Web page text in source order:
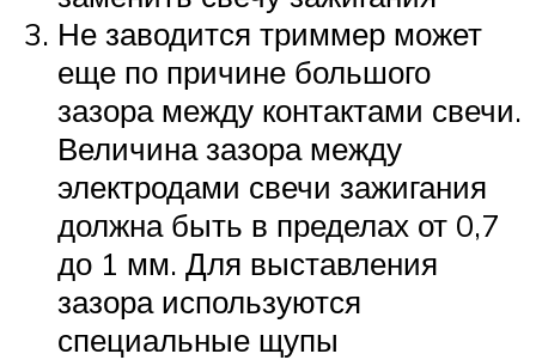
Не заводится триммер может
еще по причине большого
зазора между контактами свечи.
Величина зазора между
электродами свечи зажигания
должна быть в пределах от 0,7
до 1 мм. Для выставления
зазора используются
специальные щупы